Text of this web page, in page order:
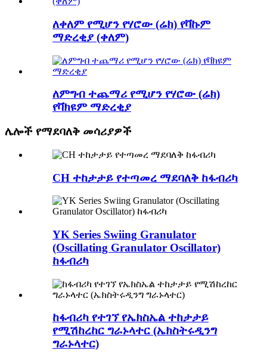
ለቀለም የሚሆን የሃሮው (ሬክ) የቫኩም
ማድረቂያ (ቀለም)
ለምግብ ተጨማሪ የሚሆን የሃሮው (ሬክ)
የቫክዩም ማድረቂያ
ሌሎች የማደባለቅ መሳሪያዎች
CH ተከታታይ የተጣመረ ማደባለቅ ከፋብሪካ
YK Series Swiing Granulator
(Oscillating Granulator Oscillator)
ከፋብሪካ
ከፋብሪካ የተገኘ የኤክስኤል ተከታታይ
የሚሽከረከር ግራኑላተር (ኤክስትሩዲንግ
ግራኑላተር)